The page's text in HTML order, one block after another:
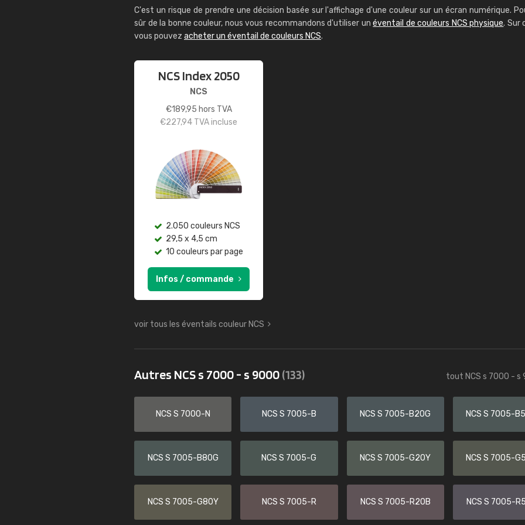
C'est un risque de prendre une décision basée sur l'affichage d'une couleur sur un écran numérique.
sûr de la bonne couleur, nous vous recommandons d'utiliser unéventail de couleurs NCS physique. Sur
vous pouvez acheter un éventail de couleurs NCS.
NCS Index 2050
NCS
€189,95 hors TVA
€227,94 TVA incluse
2.050 couleurs NCS
29,5 x 4,5 cm
10 couleurs par page
Infos / commande
voir tous les éventails couleur NCS
Autres NCS s 7000 - s 9000(133) tout NCS s 7000 - s
NCS S 7000-N NCS S 7005-B NCS S 7005-B20G NCS S 7005-
NCS S 7005-B80G NCS S 7005-G NCS S 7005-G20Y NCS S 7005-
NCS S 7005-G80Y NCS S 7005-R NCS S 7005-R20B NCS S 7005-